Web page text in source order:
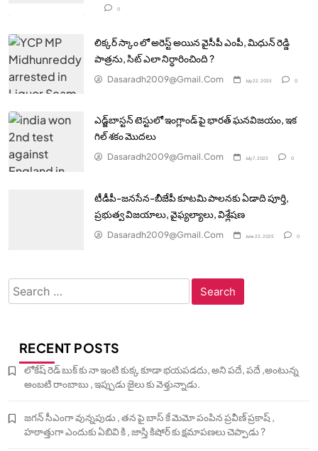
0
లిక్కర్ స్కాం లో అరెస్ట్ అయిన వైసీపీ ఎంపీ, మిధున్ రెడ్డి
పాత్రను, సిట్ ఎలా నిర్ధారించింది ?
Dasaradh2009@gmail.com July 22, 2025 0
ఎడ్జ్‌బాస్టన్‌ టెస్టులో ఇంగ్లాండ్ పై భారత్ ఘనవిజయం, ఇక
గిల్ శకం మొదలు
Dasaradh2009@gmail.com July 7, 2025 0
టీడీపీ-జనసేన-బీజేపీ కూటమి పాలనకు ఏడాది పూర్తి,
ప్రభుత్వ విజయాలు, వైఫ్యల్యాలు, విశ్లేషణ
Dasaradh2009@gmail.com June 23, 2025 0
Search
for:
RECENT POSTS
లోకేష్ రెడ్ బుక్ కు నా ఇంటి కుక్క కూడా భయపడదు, అని పదే, పదే ,అంటున్న
అంబటి రాంబాబు , ఇప్పుడు జైలు కు వెళ్తున్నాడు.
జగన్ సీఎంగా వున్నపుడు , తన పై బాస్ కే మెమో పంపిన ప్రవీణ్ ప్రకాష్ ,
హఠాత్తుగా ఎందుకు ఏబివి కి , జాస్తి కిషోర్ కు క్షమాపణలు చెప్పాడు ?